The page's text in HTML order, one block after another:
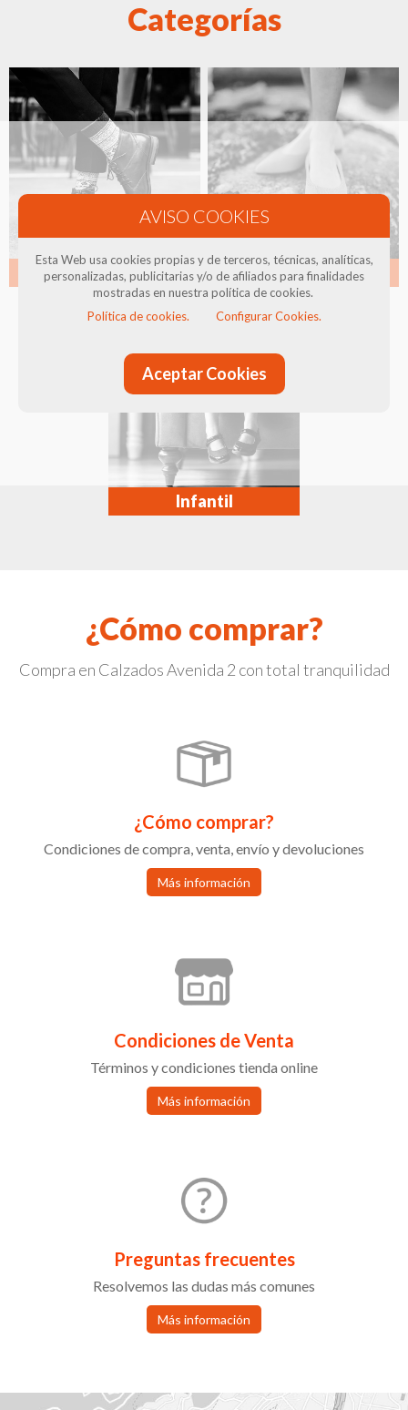
Categorías
Hombre Mujer
Infantil
¿Cómo comprar?
Compra en Calzados Avenida 2 con total tranquilidad
¿Cómo comprar?
Condiciones de compra, venta, envío y devoluciones
Más información
Condiciones de Venta
Términos y condiciones tienda online
Más información
Preguntas frecuentes
Resolvemos las dudas más comunes
Más información
Esta Web usa cookies propias y de terceros, técnicas, analíticas,
personalizadas, publicitarias y/o de afiliados para finalidades
mostradas en nuestra política de cookies.
Política de cookies.
Configurar Cookies.
Aceptar Cookies